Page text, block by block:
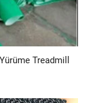
Treadmill